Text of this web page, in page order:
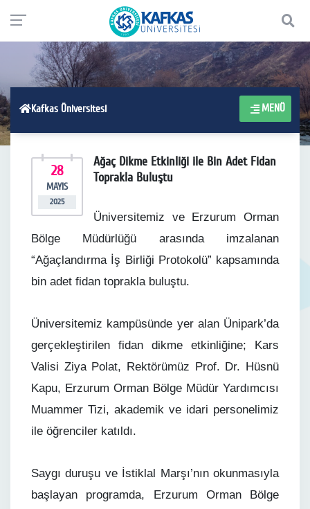
Kafkas Üniversitesi MENÜ
28
MAYIS
2025
Ağaç Dikme Etkinliği ile Bin Adet Fidan
Toprakla Buluştu
Üniversitemiz ve Erzurum Orman
Bölge Müdürlüğü arasında imzalanan
“Ağaçlandırma İş Birliği Protokolü” kapsamında
bin adet fidan toprakla buluştu.
Üniversitemiz kampüsünde yer alan Ünipark’da
gerçekleştirilen fidan dikme etkinliğine; Kars
Valisi Ziya Polat, Rektörümüz Prof. Dr. Hüsnü
Kapu, Erzurum Orman Bölge Müdür Yardımcısı
Muammer Tizi, akademik ve idari personelimiz
ile öğrenciler katıldı.
Saygı duruşu ve İstiklal Marşı’nın okunmasıyla
başlayan programda, Erzurum Orman Bölge